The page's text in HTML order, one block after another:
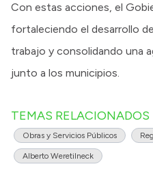
Con estas acciones, el
fortaleciendo el desarrollo
trabajo y consolidando una
junto a los municipios.
TEMAS RELACIONADOS
Obras y Servicios Públicos
Alberto Weretilneck